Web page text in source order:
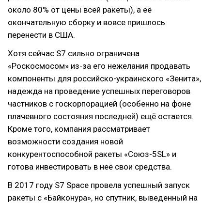
около 80% от цены всей ракеты), а её
окончательную сборку и вовсе пришлось
перенести в США.
Хотя сейчас S7 сильно ограничена
«Роскосмосом» из-за его нежелания продавать
компоненты для российско-украинского «Зенита»,
надежда на проведение успешных переговоров
частников с госкорпорацией (особенно на фоне
плачевного состояния последней) ещё остается.
Кроме того, компания рассматривает
возможности создания новой
конкурентоспособной ракеты «Союз-5SL» и
готова инвестировать в неё свои средства.
В 2017 году S7 Space провела успешный запуск
ракеты с «Байконура», но спутник, выведенный на